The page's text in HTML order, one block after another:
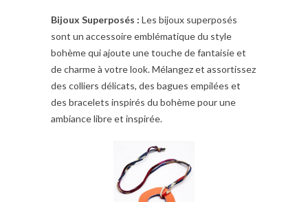
Bijoux Superposés : Les bijoux superposés
sont un accessoire emblématique du style
bohème qui ajoute une touche de fantaisie et
de charme à votre look. Mélangez et assortissez
des colliers délicats, des bagues empilées et
des bracelets inspirés du bohème pour une
ambiance libre et inspirée.